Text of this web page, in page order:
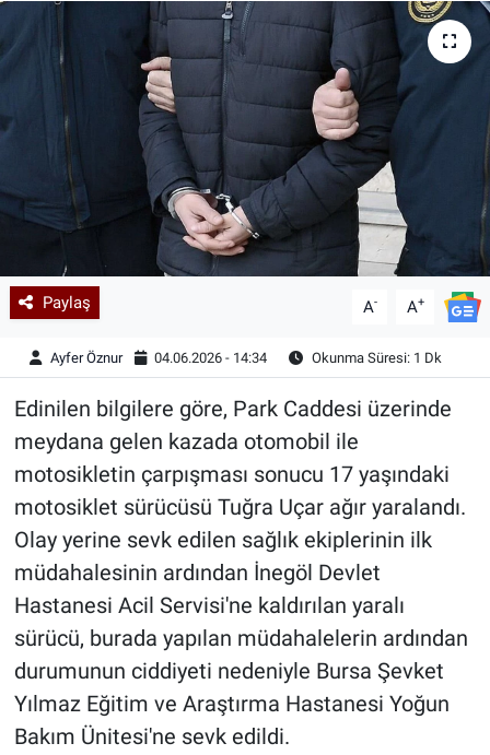
Paylaş A- A+
Ayfer Öznur 04.06.2026 - 14:34 Okunma Süresi: 1 Dk
Edinilen bilgilere göre, Park Caddesi üzerinde
meydana gelen kazada otomobil ile
motosikletin çarpışması sonucu 17 yaşındaki
motosiklet sürücüsü Tuğra Uçar ağır yaralandı.
Olay yerine sevk edilen sağlık ekiplerinin ilk
müdahalesinin ardından İnegöl Devlet
Hastanesi Acil Servisi'ne kaldırılan yaralı
sürücü, burada yapılan müdahalelerin ardından
durumunun ciddiyeti nedeniyle Bursa Şevket
Yılmaz Eğitim ve Araştırma Hastanesi Yoğun
Bakım Ünitesi'ne sevk edildi.
Kültür & Sanat
Siyaset
Teknoloji
Astroloji-Rüya